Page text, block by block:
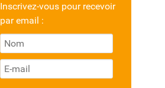
Inscrivez-vous pour recevoir
par email :